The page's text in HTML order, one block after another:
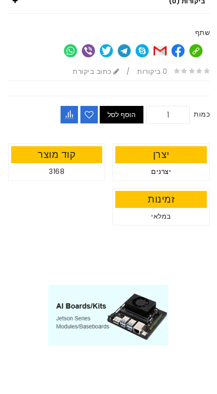
שתף
0 ביקורות / כתוב ביקורת
כמות הוסף לסל
יצרן
יצרנים
קוד מוצר
3168
זמינות
במלאי